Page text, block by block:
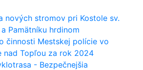
nových stromov pri Kostole sv.
Pamätníku hrdinom
činnosti Mestskej polície vo
nad Topľou za rok 2024
- Bezpečnejšia